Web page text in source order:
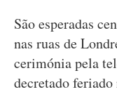
São esperadas
nas ruas de
cerimónia pela
decretado